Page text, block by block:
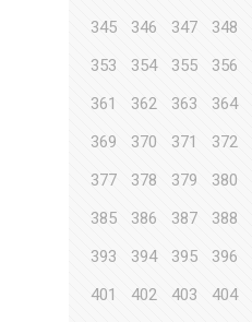
345
346 347 348
353
354 355 356
361
362 363 364
369
370 371 372
377
378 379 380
385
386 387 388
393
394 395 396
401
402 403 404